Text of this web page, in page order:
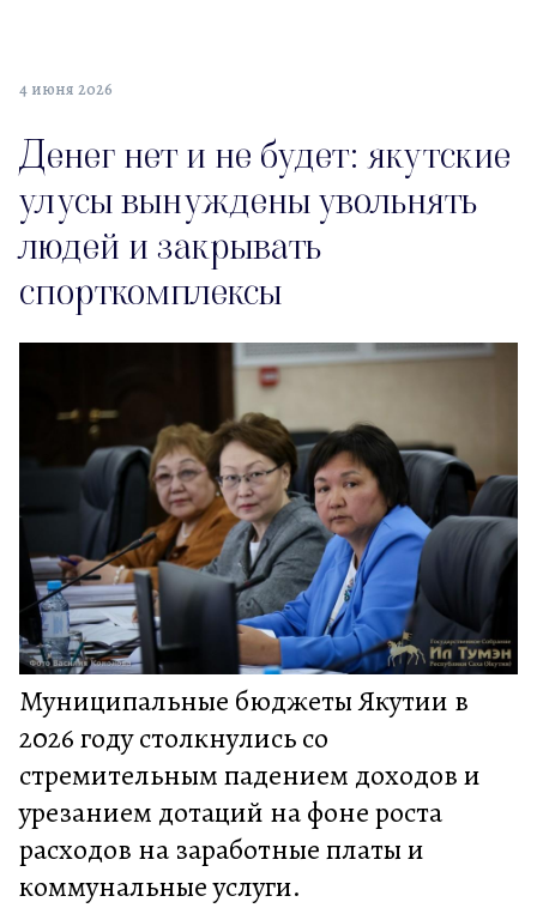
4 июня 2026
Денег нет и не будет: якутские
улусы вынуждены увольнять
людей и закрывать
спорткомплексы
Муниципальные бюджеты Якутии в
2026 году столкнулись со
стремительным падением доходов и
урезанием дотаций на фоне роста
расходов на заработные платы и
коммунальные услуги.